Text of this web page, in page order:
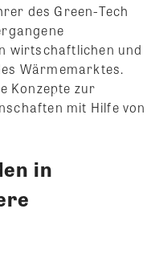
des Green-Tech
wirtschaftlichen und
Wärmemarktes.
Konzepte zur
mit Hilfe von
in